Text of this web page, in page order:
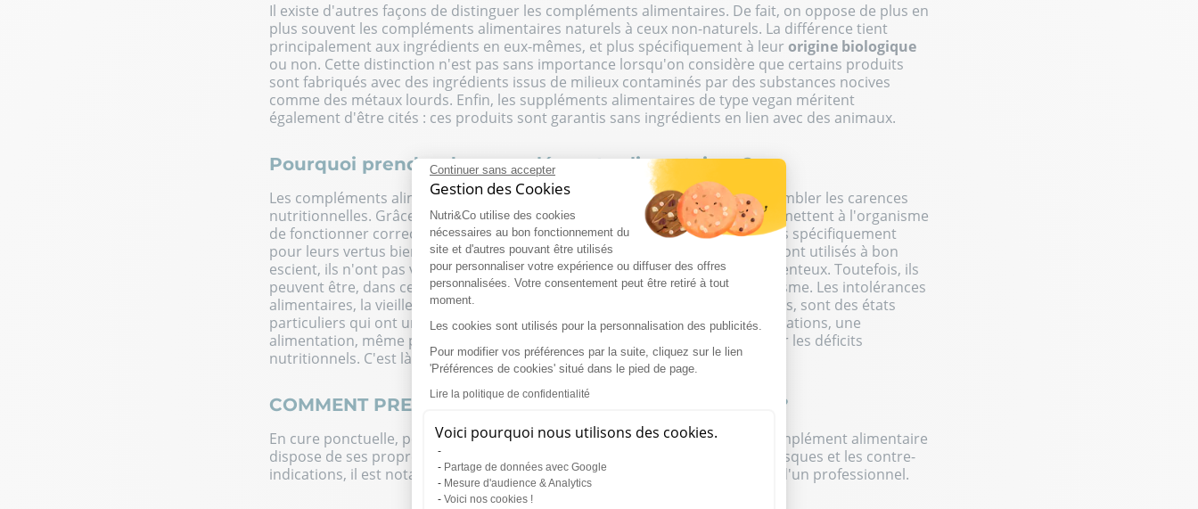
Continuer sans accepter
Gestion des Cookies
Nutri&Co utilise des cookies
nécessaires au bon fonctionnement du
site et d'autres pouvant être utilisés
pour personnaliser votre expérience ou diffuser des offres
personnalisées. Votre consentement peut être retiré à tout
moment.
Les cookies sont utilisés pour la personnalisation des publicités.
Pour modifier vos préférences par la suite, cliquez sur le lien
'Préférences de cookies' situé dans le pied de page.
Lire la politique de confidentialité
Voici pourquoi nous utilisons des cookies.
Partage de données avec Google
Mesure d'audience & Analytics
Voici nos cookies !
Il existe d'autres façons de distinguer les compléments alimentaires. De fait, on oppose de plus en
plus souvent les compléments alimentaires naturels à ceux non-naturels. La différence tient
principalement aux ingrédients en eux-mêmes, et plus spécifiquement à leur origine biologique
ou non. Cette distinction n'est pas sans importance lorsqu'on considère que certains produits
sont fabriqués avec des ingrédients issus de milieux contaminés par des substances nocives
comme des métaux lourds. Enfin, les suppléments alimentaires de type vegan méritent
également d'être cités : ces produits sont garantis sans ingrédients en lien avec des animaux.
Pourquoi prendre des compléments alimentaires ?
Les compléments alimentaires ont pour fonction première de prévenir et combler les carences
nutritionnelles. Grâce à un apport équilibré en nutriments essentiels, ils permettent à l'organisme
de fonctionner correctement. Ils sont composés d'éléments nutritifschoisis spécifiquement
pour leurs vertus bienfaisantes. Bien que d'une grande efficacité, lorsqu'ils sont utilisés à bon
escient, ils n'ont pas vocation à se suppléer à des produits de type médicamenteux. Toutefois, ils
peuvent être, dans certains cas particuliers, de puissants alliés pour l'organisme. Les intolérances
alimentaires, la vieillesse, la grossesse, et certaines pathologies dégénératives, sont des états
particuliers qui ont une influence directe sur les métabolismes. Dans ces situations, une
alimentation, même parfaitement équilibrée, ne suffit pas toujours à corriger les déficits
nutritionnels. C'est là que se révèle toute l'importance de la nutraceutique.
COMMENT PRENDRE UN COMPLÉMENT ALIMENTAIRE ?
En cure ponctuelle, périodique ou en supplémentation régulière, chaque complément alimentaire
dispose de ses propres prescriptions. En cas de doute sur la posologie, les risques et les contre-
indications, il est notamment recommandé de prendre des conseils auprès d'un professionnel.